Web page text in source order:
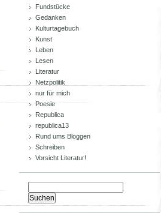
Fundstücke
Gedanken
Kulturtagebuch
Kunst
Leben
Lesen
Literatur
Netzpolitik
nur für mich
Poesie
Republica
republica13
Rund ums Bloggen
Schreiben
Vorsicht Literatur!
nach: